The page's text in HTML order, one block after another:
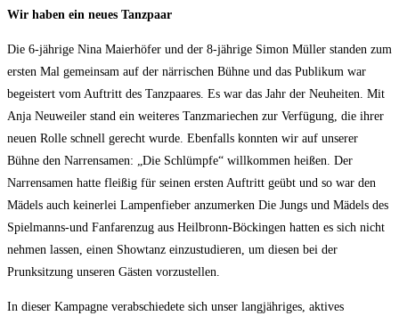
Wir haben ein neues Tanzpaar
Die 6-jährige Nina Maierhöfer und der 8-jährige Simon Müller standen zum
ersten Mal gemeinsam auf der närrischen Bühne und das Publikum war
begeistert vom Auftritt des Tanzpaares. Es war das Jahr der Neuheiten. Mit
Anja Neuweiler stand ein weiteres Tanzmariechen zur Verfügung, die ihrer
neuen Rolle schnell gerecht wurde. Ebenfalls konnten wir auf unserer
Bühne den Narrensamen: „Die Schlümpfe“ willkommen heißen. Der
Narrensamen hatte fleißig für seinen ersten Auftritt geübt und so war den
Mädels auch keinerlei Lampenfieber anzumerken Die Jungs und Mädels des
Spielmanns-und Fanfarenzug aus Heilbronn-Böckingen hatten es sich nicht
nehmen lassen, einen Showtanz einzustudieren, um diesen bei der
Prunksitzung unseren Gästen vorzustellen.
In dieser Kampagne verabschiedete sich unser langjähriges, aktives